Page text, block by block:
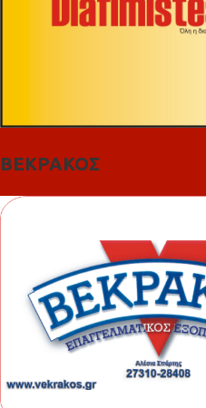
ΒΕΚΡΑΚΟΣ